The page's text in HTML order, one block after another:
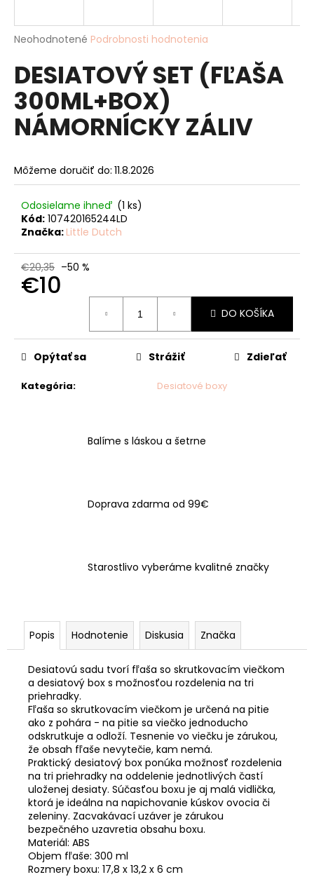
Priemerné
produktu
je
0,0
z
5
hviezdičiek.
Neohodnotené Podrobnosti hodnotenia
DESIATOVÝ SET (FĽAŠA
300ML+BOX)
NÁMORNÍCKY ZÁLIV
Môžeme doručiť do: 11.8.2026
Odosielame ihneď (1 ks)
Kód: 107420165244LD
Značka: Little Dutch
€20,35 –50 %
€10
DO KOŠÍKA
Kategória: Desiatové boxy
Opýtať sa Strážiť Zdieľať
Balíme s láskou a šetrne
Doprava zdarma od 99€
Starostlivo vyberáme kvalitné značky
Popis Hodnotenie Diskusia Značka
Desiatovú sadu tvorí fľaša so skrutkovacím viečkom
a desiatový box s možnosťou rozdelenia na tri
priehradky.
Fľaša so skrutkovacím viečkom je určená na pitie
ako z pohára - na pitie sa viečko jednoducho
odskrutkuje a odloží. Tesnenie vo viečku je zárukou,
že obsah fľaše nevytečie, kam nemá.
Praktický desiatový box ponúka možnosť rozdelenia
na tri priehradky na oddelenie jednotlivých častí
uloženej desiaty. Súčasťou boxu je aj malá vidlička,
ktorá je ideálna na napichovanie kúskov ovocia či
zeleniny. Zacvakávací uzáver je zárukou
bezpečného uzavretia obsahu boxu.
Materiál: ABS
Objem fľaše: 300 ml
Rozmery boxu: 17,8 x 13,2 x 6 cm
j
ť
?
O
d
p
o
e